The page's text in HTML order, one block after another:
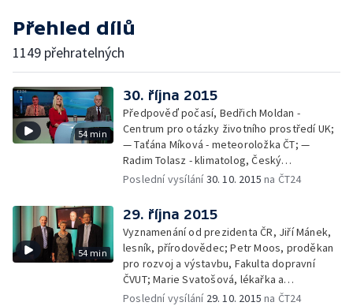
Přehled dílů
1149 přehratelných
54 min
30. října 2015
Předpověď počasí, Bedřich Moldan -
Centrum pro otázky životního prostředí UK;
— Taťána Míková - meteoroložka ČT; —
Radim Tolasz - klimatolog, Český
hydrometeorologický ústav
Poslední vysílání30. 10. 2015 na ČT24
54 min
29. října 2015
Vyznamenání od prezidenta ČR, Jiří Mánek,
lesník, přírodovědec; Petr Moos, proděkan
pro rozvoj a výstavbu, Fakulta dopravní
ČVUT; Marie Svatošová, lékařka a
zakladatelka Českého hospicového hnutí;
Poslední vysílání 29. 10. 2015 na ČT24